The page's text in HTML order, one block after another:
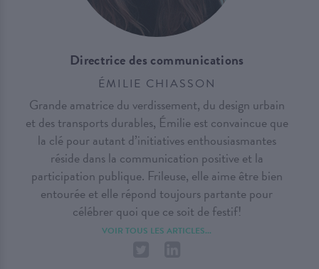
Directrice des communications
ÉMILIE CHIASSON
Grande amatrice du verdissement, du design urbain
et des transports durables, Émilie est convaincue que
la clé pour autant d’initiatives enthousiasmantes
réside dans la communication positive et la
participation publique. Frileuse, elle aime être bien
entourée et elle répond toujours partante pour
célébrer quoi que ce soit de festif!
VOIR TOUS LES ARTICLES...